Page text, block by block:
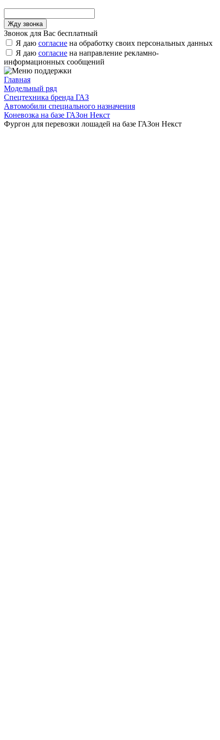
Звонок для Вас бесплатный
Я даю согласие на обработку своих персональных данных
Я даю согласие на направление рекламно-
информационных сообщений
Главная
Модельный ряд
Спецтехника бренда ГАЗ
Автомобили специального назначения
Коневозка на базе ГАЗон Некст
Фургон для перевозки лошадей на базе ГАЗон Некст